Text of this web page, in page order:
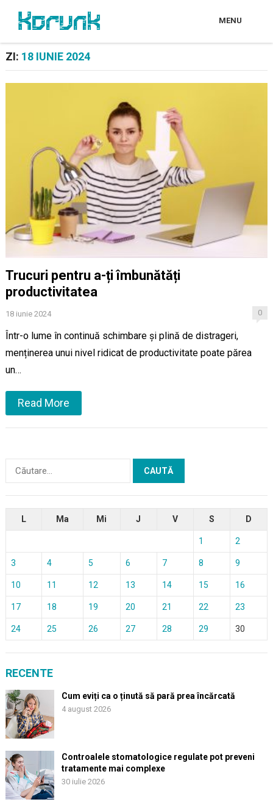
MENU
ZI: 18 IUNIE 2024
Trucuri pentru a-ți îmbunătăți
productivitatea
18 iunie 2024 0
Într-o lume în continuă schimbare și plină de distrageri,
menținerea unui nivel ridicat de productivitate poate părea
un…
Read More
după:
L Ma Mi J V S D
1 2
3 4 5 6 7 8 9
10 11 12 13 14 15 16
17 18 19 20 21 22 23
24 25 26 27 28 29 30
RECENTE
Cum eviți ca o ținută să pară prea încărcată
4 august 2026
Controalele stomatologice regulate pot preveni
tratamente mai complexe
30 iulie 2026